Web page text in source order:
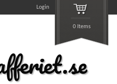
Login
0 Items